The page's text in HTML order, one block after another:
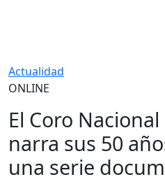
Actualidad
ONLINE
El Coro
narra sus 50
una serie